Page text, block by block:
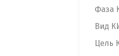
Фаза
Вид
Цель